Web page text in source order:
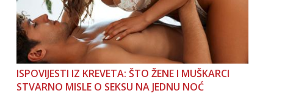
ISPOVIJESTI IZ KREVETA: ŠTO ŽENE I MUŠKARCI
STVARNO MISLE O SEKSU NA JEDNU NOĆ